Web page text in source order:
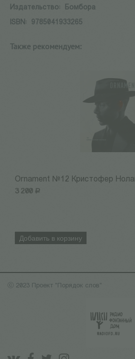
Издательство:
Бомбора
ISBN:
9785041933265
Также рекомендуем:
Ornament №12 Кристофер
3 200 Р
Добавить в корзину
ⓒ 2023 Проект "Порядок слов"